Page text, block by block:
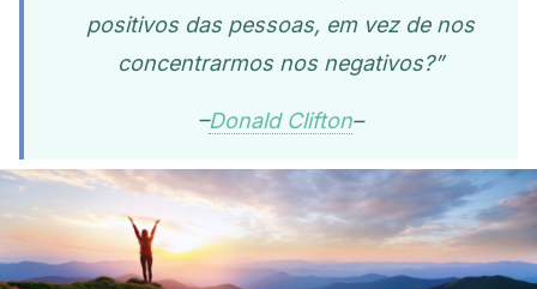
positivos das pessoas, em vez de nos
concentrarmos nos negativos?”
–Donald Clifton–